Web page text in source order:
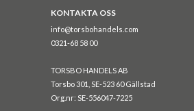
KONTAKTA OSS
info@torsbohandels.com
0321-68 58 00
TORSBO HANDELS AB
Torsbo 301, SE-523 60 Gällstad
Org.nr: SE-556047-7225